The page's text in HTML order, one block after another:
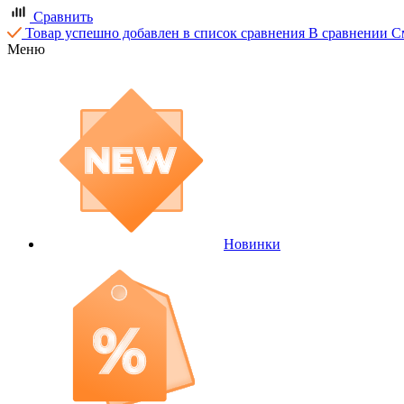
Сравнить
Товар успешно добавлен в список сравнения В сравнении
Меню
Новинки